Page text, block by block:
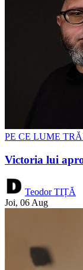
PE CE LUME
Victoria lui
Teodor TIȚĂ
Joi, 06 Aug